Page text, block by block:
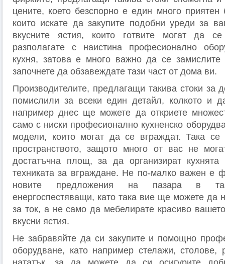
цените, което безспорно е един много приятен
които искате да закупите подобни уреди за
вкусните ястия, които готвите могат да
разполагате с наистина професионално
кухня, затова е много важно да се
започнете да обзавеждате тази част от дома ви.
Производителите, предлагащи такива стоки за
помислили за всеки един детайл, колкото и
например днес ще можете да откриете
само с ниски професионално кухненско
модели, които могат да се вграждат. Така се
пространството, защото много от вас не
достатъчна площ, за да организират
техниката за вграждане. Не по-малко важен е
новите предложения на пазара в
енергоспестяващи, като така вие ще можете да
за ток, а не само да мебелирате красиво
вкусни ястия.
Не забравяйте да си закупите и помощно
оборудване, като например стелажи, столове,